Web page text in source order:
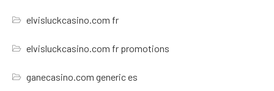
elvisluckcasino.com fr
elvisluckcasino.com fr promotions
ganecasino.com generic es